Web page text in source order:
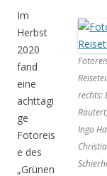
rechts:
Ingo
Im
Herbst
2020
fand
eine
achttägi
ge
Fotoreis
e des
„Grünen